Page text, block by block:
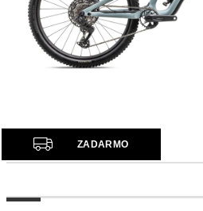
Z
A
A
ZADARMO